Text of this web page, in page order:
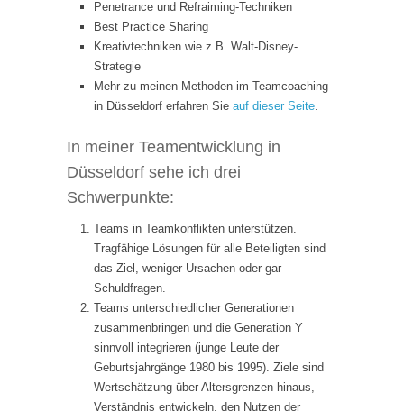
Penetrance und Refraiming-Techniken
Best Practice Sharing
Kreativtechniken wie z.B. Walt-Disney-
Strategie
Mehr zu meinen Methoden im Teamcoaching
in Düsseldorf erfahren Sie auf dieser Seite.
In meiner Teamentwicklung in
Düsseldorf sehe ich drei
Schwerpunkte:
Teams in Teamkonflikten unterstützen.
Tragfähige Lösungen für alle Beteiligten sind
das Ziel, weniger Ursachen oder gar
Schuldfragen.
Teams unterschiedlicher Generationen
zusammenbringen und die Generation Y
sinnvoll integrieren (junge Leute der
Geburtsjahrgänge 1980 bis 1995). Ziele sind
Wertschätzung über Altersgrenzen hinaus,
Verständnis entwickeln, den Nutzen der